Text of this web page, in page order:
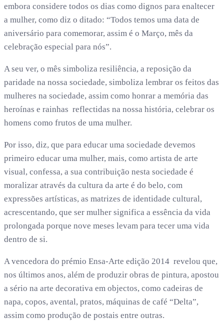
embora considere todos os dias como dignos para enaltecer
a mulher, como diz o ditado: “Todos temos uma data de
aniversário para comemorar, assim é o Março, mês da
celebração especial para nós”.
A seu ver, o mês simboliza resiliência, a reposição da
paridade na nossa sociedade, simboliza lembrar os feitos das
mulheres na sociedade, assim como honrar a memória das
heroínas e rainhas reflectidas na nossa história, celebrar os
homens como frutos de uma mulher.
Por isso, diz, que para educar uma sociedade devemos
primeiro educar uma mulher, mais, como artista de arte
visual, confessa, a sua contribuição nesta sociedade é
moralizar através da cultura da arte é do belo, com
expressões artísticas, as matrizes de identidade cultural,
acrescentando, que ser mulher significa a essência da vida
prolongada porque nove meses levam para tecer uma vida
dentro de si.
A vencedora do prémio Ensa-Arte edição 2014 revelou que,
nos últimos anos, além de produzir obras de pintura, apostou
a sério na arte decorativa em objectos, como cadeiras de
napa, copos, avental, pratos, máquinas de café “Delta”,
assim como produção de postais entre outras.